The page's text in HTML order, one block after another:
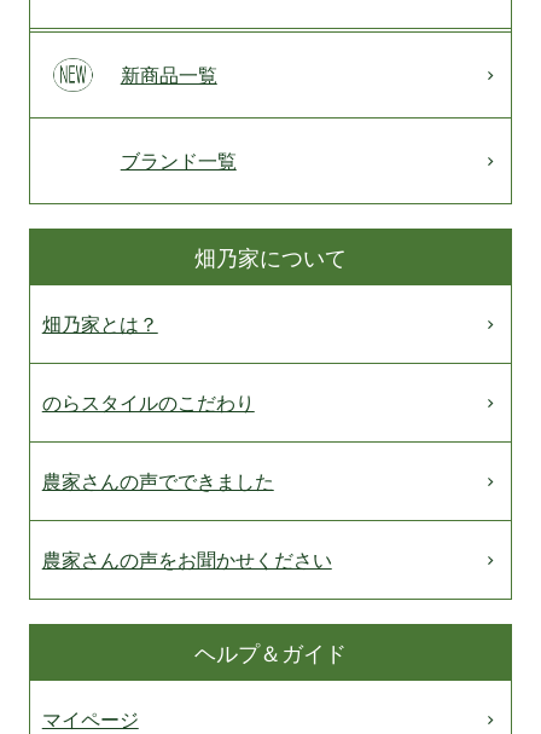
新商品一覧
ブランド一覧
畑乃家について
畑乃家とは？
のらスタイルのこだわり
農家さんの声でできました
農家さんの声をお聞かせください
ヘルプ＆ガイド
マイページ